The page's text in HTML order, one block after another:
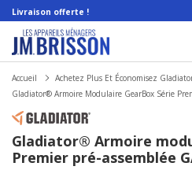
Livraison offerte !
Accueil
Achetez Plus Et Économisez
Gladiator® Armoire Modulaire GearBox Série
Gladiator® Armoire
Premier pré-assemblée